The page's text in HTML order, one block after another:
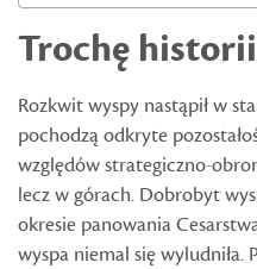
Trochę historii
Rozkwit wyspy nastąpił w
pochodzą odkryte
względów strategiczno-
lecz w górach. Dobrobyt
okresie panowania
wyspa niemal się wyludniła.